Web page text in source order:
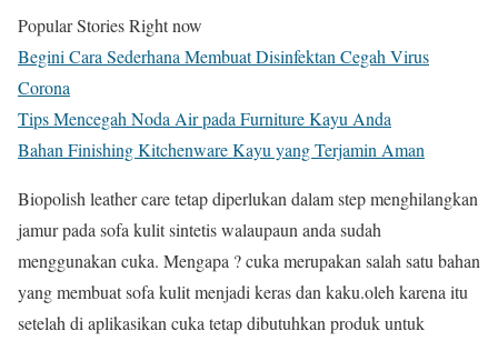
Popular Stories Right now
Begini Cara Sederhana Membuat Disinfektan Cegah Virus
Corona
Tips Mencegah Noda Air pada Furniture Kayu Anda
Bahan Finishing Kitchenware Kayu yang Terjamin Aman
Biopolish leather care tetap diperlukan dalam step menghilangkan
jamur pada sofa kulit sintetis walaupaun anda sudah
menggunakan cuka. Mengapa ? cuka merupakan salah satu bahan
yang membuat sofa kulit menjadi keras dan kaku.oleh karena itu
setelah di aplikasikan cuka tetap dibutuhkan produk untuk